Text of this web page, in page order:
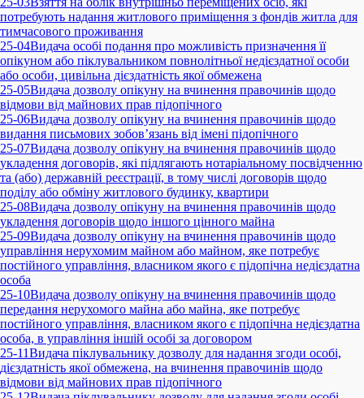
потребують надання житлового приміщення з фондів житла для
тимчасового проживання
25-04Видача особі подання про можливість призначення її
опікуном або піклувальником повнолітньої недієздатної особи
або особи, цивільна дієздатність якої обмежена
25-05Видача дозволу опікуну на вчинення правочинів щодо
відмови від майнових прав підопічного
25-06Видача дозволу опікуну на вчинення правочинів щодо
видання письмових зобов’язань від імені підопічного
25-07Видача дозволу опікуну на вчинення правочинів щодо
укладення договорів, які підлягають нотаріальному посвідченню
та (або) державній реєстрації, в тому числі договорів щодо
поділу або обміну житлового будинку, квартири
25-08Видача дозволу опікуну на вчинення правочинів щодо
укладення договорів щодо іншого цінного майна
25-09Видача дозволу опікуну на вчинення правочинів щодо
управління нерухомим майном або майном, яке потребує
постійного управління, власником якого є підопічна недієздатна
особа
25-10Видача дозволу опікуну на вчинення правочинів щодо
передання нерухомого майна або майна, яке потребує
постійного управління, власником якого є підопічна недієздатна
особа, в управління іншій особі за договором
25-11Видача піклувальнику дозволу для надання згоди особі,
дієздатність якої обмежена, на вчинення правочинів щодо
відмови від майнових прав підопічного